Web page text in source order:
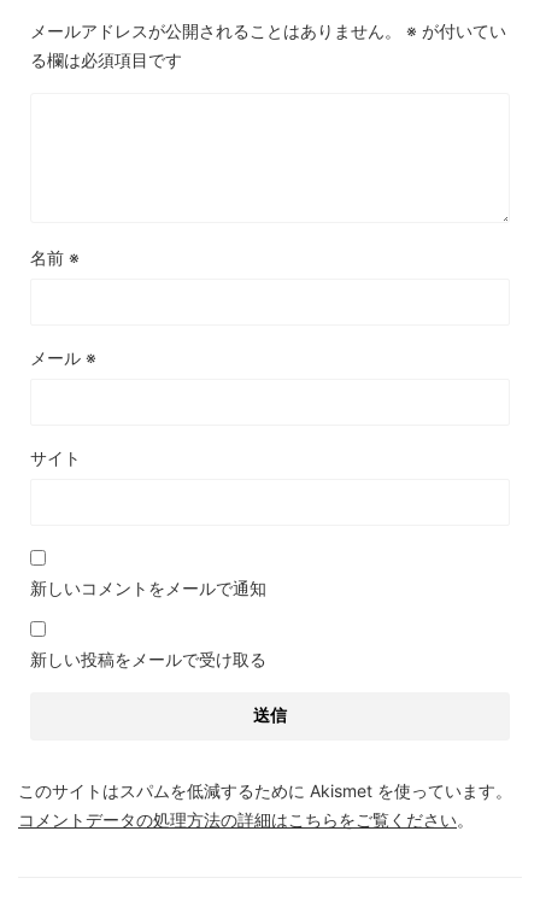
メールアドレスが公開されることはありません。 ※ が付いてい
る欄は必須項目です
名前 ※
メール ※
サイト
新しいコメントをメールで通知
新しい投稿をメールで受け取る
このサイトはスパムを低減するために Akismet を使っています。
コメントデータの処理方法の詳細はこちらをご覧ください。